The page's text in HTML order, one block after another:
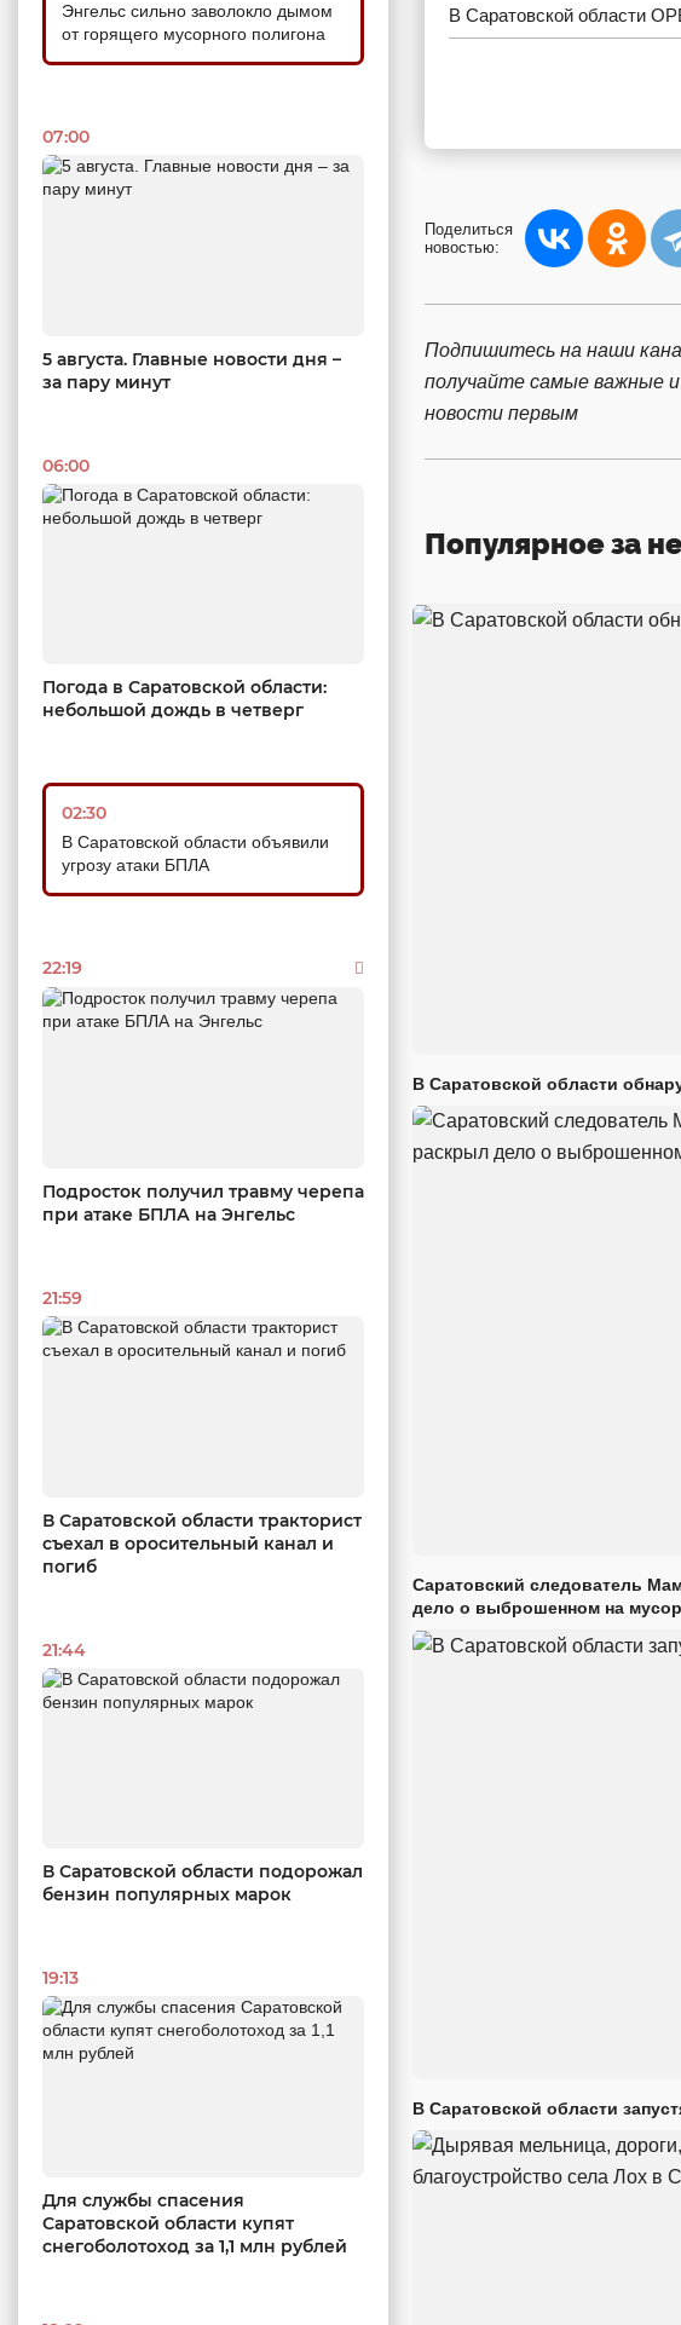
Энгельс сильно заволокло дымом
от горящего мусорного полигона
07:00
5 августа. Главные новости дня –
за пару минут
06:00
Погода в Саратовской области:
небольшой дождь в четверг
02:30
В Саратовской области объявили
угрозу атаки БПЛА
22:19
Подросток получил травму черепа
при атаке БПЛА на Энгельс
21:59
В Саратовской области тракторист
съехал в оросительный канал и
погиб
21:44
В Саратовской области подорожал
бензин популярных марок
19:13
Для службы спасения
Саратовской области купят
снегоболотоход за 1,1 млн рублей
В Саратовской области
Поделиться
новостью:
Подпишитесь на наши
получайте самые важные
новости первым
Популярное за
В Саратовской области
Саратовский следователь
дело о выброшенном на
В Саратовской области